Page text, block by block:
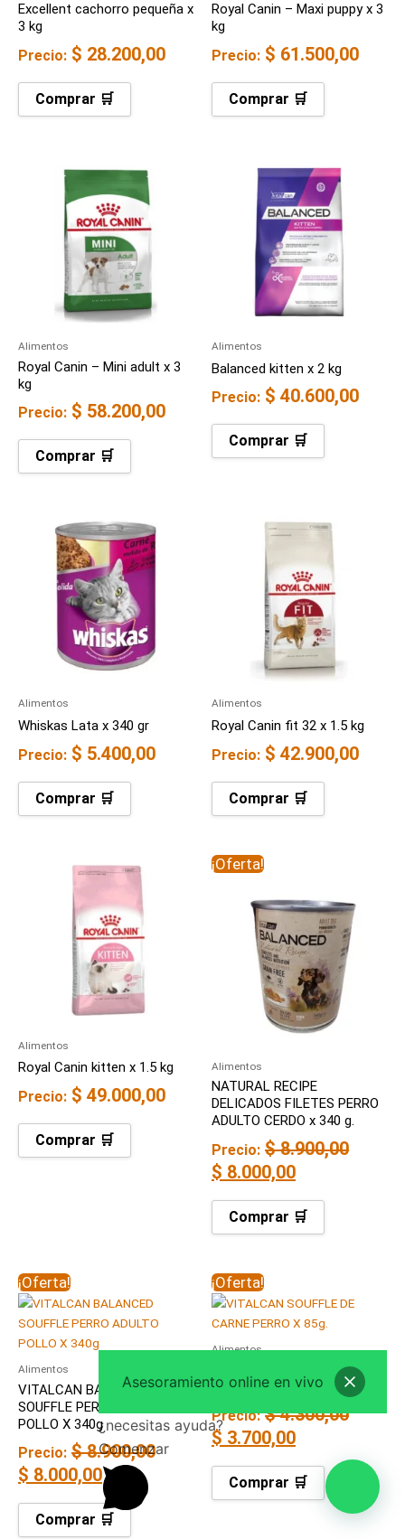
Excellent cachorro pequeña x
3 kg
Precio: $ 28.200,00
Comprar 🛒
Royal Canin – Maxi puppy x 3
kg
Precio: $ 61.500,00
Comprar 🛒
Alimentos
Royal Canin – Mini adult x 3
kg
Precio: $ 58.200,00
Comprar 🛒
Alimentos
Balanced kitten x 2 kg
Precio: $ 40.600,00
Comprar 🛒
Alimentos
Whiskas Lata x 340 gr
Precio: $ 5.400,00
Comprar 🛒
Alimentos
Royal Canin fit 32 x 1.5 kg
Precio: $ 42.900,00
Comprar 🛒
Alimentos
Royal Canin kitten x 1.5 kg
Precio: $ 49.000,00
Comprar 🛒
¡Oferta!
Alimentos
NATURAL RECIPE
DELICADOS FILETES PERRO
ADULTO CERDO x 340 g.
Precio: $8.900,00
El
original
$ 8.900,00.
$ 8.000,00
actual
es:
$ 8.000,00.
Comprar 🛒
¡Oferta!
Alimentos
VITALCAN BALANCED
SOUFFLE PERRO ADULTO
POLLO X 340g
Precio: $8.900,00
El
precio
original
era:
$ 8.900,00.
$ 8.000,00
precio
actual
es:
$ 8.000,00.
Comprar 🛒
¡Oferta!
Alimentos
VITALCAN SOUFFLE DE
CARNE PERRO X 85g.
Precio: $4.300,00
El
precio
original
era:
$ 4.300,00.
$ 3.700,00
precio
actual
es:
$ 3.700,00.
Comprar 🛒
Asesoramiento online en vivo
¿necesitas ayuda?
Comenzar